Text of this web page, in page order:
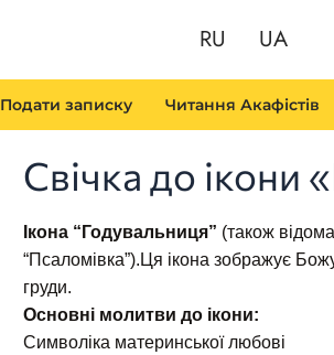
RU UA
Подати записку Читання Акафістів
Свічка до ікони
Ікона “Годувальниця” (також
“Псаломівка”).Ця ікона зображує
груди.
Основні молитви до ікони:
Символіка материнської любові